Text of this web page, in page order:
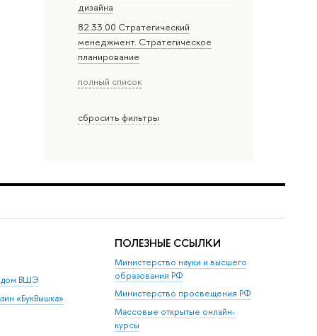
дизайна
82.33.00 Стратегический
менеджмент. Стратегическое
планирование
полный список
сбросить фильтры
дом ВШЭ
«БукВышка»
ПОЛЕЗНЫЕ ССЫЛКИ
Министерство науки и высшего
образования РФ
Министерство просвещения РФ
Массовые открытые онлайн-
курсы